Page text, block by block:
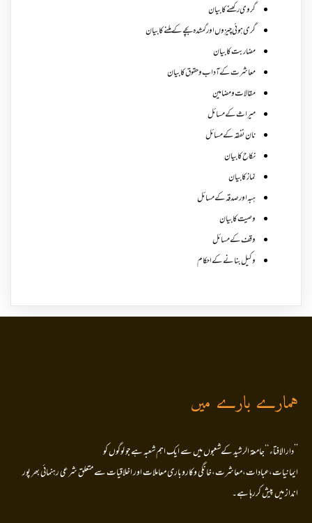
گروی رکھنے کا بیان
گری ہوئی چیزوں اورگمشدہ بچے کے ملنے کا بیان
مضاربت کا بیان
معاشرت کے آداب و حقوق کا بیان
مقالات ومضامین
میراث کے مسائل
نان نفقہ کے مسائل
نکاح کا بیان
نماز کا بیان
ہبہ اور صدقہ کے مسائل
وصیت کا بیان
وقف کے مسائل
وکیل بنانے کے احکام
ہمارے بارے میں
’’دارالافتاء ‘‘جامعۃ الرشید کےشعبوں میں سے ایک اہم شعبہ ہے جو لوگوں کو
ایمانیات،عبادات،معاشرت،خانگی وکاروباری معاملات اور اخلاقیات سے متعلق شرعی رہنمائی بھر پور
انداز میں پیش کررہا ہے۔